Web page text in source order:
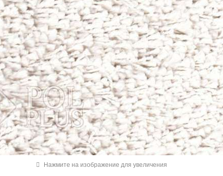
Нажмите на изображение для увеличения